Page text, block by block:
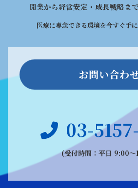
開業から経営安定・成長戦略ま
医療に専念できる環境を今すぐ手
お問い合わ
03-
(受付時間：平日 9:00